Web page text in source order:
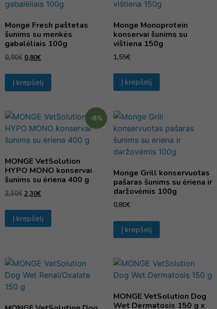
Monge Fresh paštetas
šunims su menkės
gabalėliais 100g
0,90€ 0,80€
Į krepšelį
Monge Monoprotein
konservai šunims su
vištiena 150g
1,55€
Į krepšelį
-8%
MONGE VetSolution
HYPO MONO konservai
šunims su ėriena 400 g
2,50€ 2,30€
Į krepšelį
Monge Grill konservuotas
pašaras šunims su ėriena ir
daržovėmis 100g
0,80€
Į krepšelį
MONGE VetSolution Dog
Wet Dermatosis 150 g x